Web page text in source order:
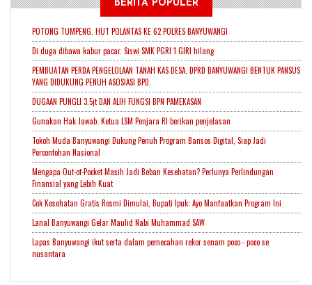
BERITA POPULER
POTONG TUMPENG. HUT POLANTAS KE 62 POLRES BANYUWANGI
Di duga dibawa kabur pacar. Siswi SMK PGRI 1 GIRI hilang
PEMBUATAN PERDA PENGELOLAAN TANAH KAS DESA. DPRD BANYUWANGI BENTUK PANSUS
YANG DIDUKUNG PENUH ASOSIASI BPD.
DUGAAN PUNGLI 3.5jt DAN ALIH FUNGSI BPN PAMEKASAN
Gunakan Hak Jawab. Ketua LSM Penjara RI berikan penjelasan
Tokoh Muda Banyuwangi Dukung Penuh Program Bansos Digital, Siap Jadi
Percontohan Nasional
Mengapa Out-of-Pocket Masih Jadi Beban Kesehatan? Perlunya Perlindungan
Finansial yang Lebih Kuat
Cek Kesehatan Gratis Resmi Dimulai, Bupati Ipuk: Ayo Manfaatkan Program Ini
Lanal Banyuwangi Gelar Maulid Nabi Muhammad SAW
Lapas Banyuwangi ikut serta dalam pemecahan rekor senam poco - poco se
nusantara